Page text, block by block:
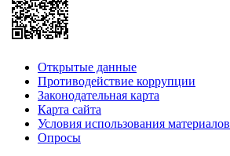
Открытые данные
Противодействие коррупции
Законодательная карта
Карта сайта
Условия использования материалов
Опросы